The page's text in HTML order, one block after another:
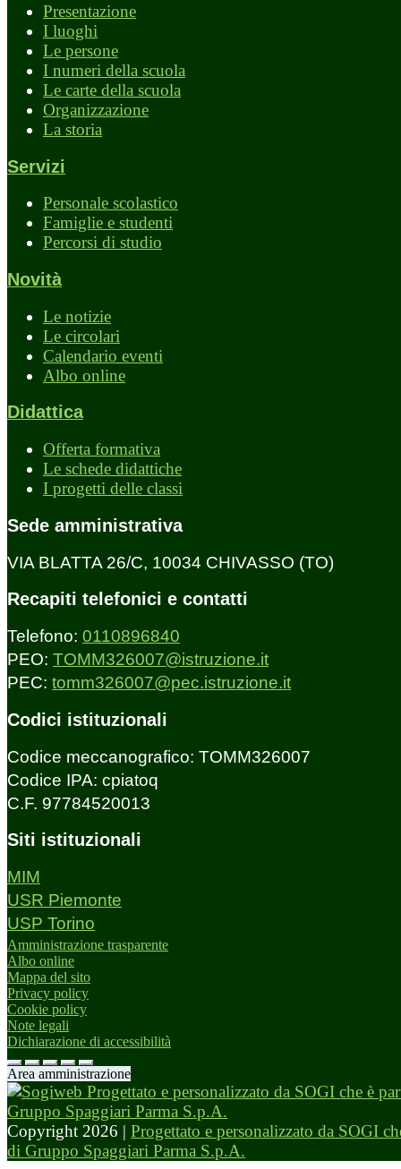
Presentazione
I luoghi
Le persone
I numeri della scuola
Le carte della scuola
Organizzazione
La storia
Servizi
Personale scolastico
Famiglie e studenti
Percorsi di studio
Novità
Le notizie
Le circolari
Calendario eventi
Albo online
Didattica
Offerta formativa
Le schede didattiche
I progetti delle classi
Sede amministrativa
VIA BLATTA 26/C, 10034 CHIVASSO (TO)
Recapiti telefonici e contatti
Telefono: 0110896840
PEO: TOMM326007@istruzione.it
PEC: tomm326007@pec.istruzione.it
Codici istituzionali
Codice meccanografico: TOMM326007
Codice IPA: cpiatoq
C.F. 97784520013
Siti istituzionali
MIM
USR Piemonte
USP Torino
Amministrazione trasparente
Albo online
Mappa del sito
Privacy policy
Cookie policy
Note legali
Dichiarazione di accessibilità
Area amministrazione
Copyright 2026 | Progettato e personalizzato da SOGI
di Gruppo Spaggiari Parma S.p.A.